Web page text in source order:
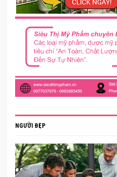
NGƯỜI ĐẸP